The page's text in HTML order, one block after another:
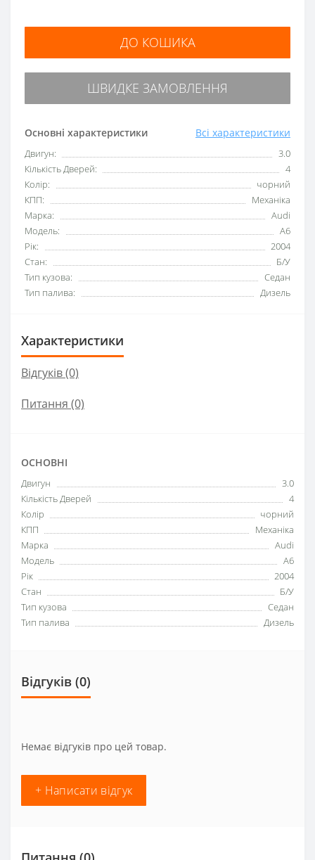
Основні характеристики Всі характеристики
Двигун:
3.0
Кількість Дверей:
4
Колір:
чорний
КПП:
Механіка
Марка:
Audi
Модель:
A6
Рік:
2004
Стан:
Б/У
Тип кузова:
Седан
Тип палива:
Дизель
ДО КОШИКА
ШВИДКЕ ЗАМОВЛЕННЯ
Характеристики
Відгуків (0)
Питання (0)
ОСНОВНІ
Двигун
3.0
Кількість Дверей
4
Колір
чорний
КПП
Механіка
Марка
Audi
Модель
A6
Рік
2004
Стан
Б/У
Тип кузова
Седан
Тип палива
Дизель
Відгуків (0)
Немає відгуків про цей товар.
+ Написати відгук